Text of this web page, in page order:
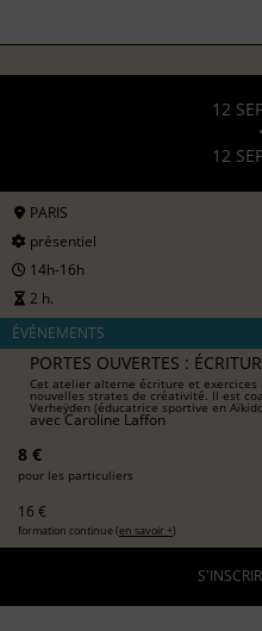
12
12
PARIS
présentiel
14h-16h
2 h.
ÉVÉNEMENTS
PORTES OUVERTES :
Cet atelier alterne écriture et exercices
nouvelles strates de créativité. Il est
Verheÿden (éducatrice sportive en
avecCaroline Laffon
8 €
pour les particuliers
16 €
formation continue (en savoir +)